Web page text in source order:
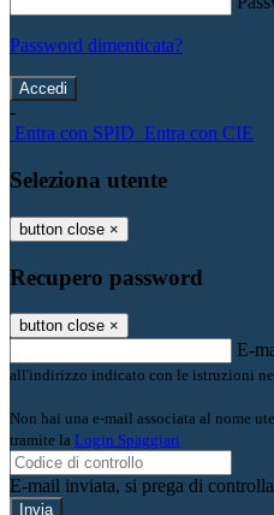
Password dimenticata?
-
Entra con SPID Entra con CIE
Seleziona utente
button close ×
Recupero password
button close ×
E-
all'indirizzo indicato con le istruzioni
Non hai una e-mail associata al nome
tramite la Login Spaggiari
E-mail inviata, si prega di